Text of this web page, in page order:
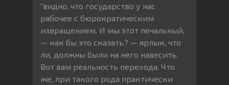
“видно, что государство у нас
рабочее с бюрократическим
извращением. И мы этот печальный,
— как бы это сказать? — ярлык, что
ли, должны были на него навесить.
Вот вам реальность перехода. Что
же, при такого рода практически